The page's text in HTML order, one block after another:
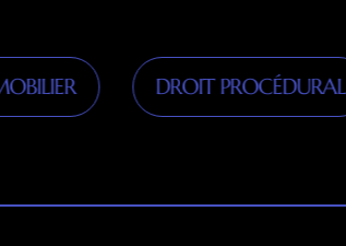
DROIT PROCÉDURAL